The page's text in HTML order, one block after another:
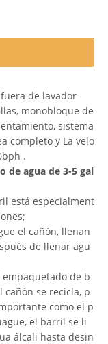
de lavador
monobloque de
sistema
completo y La velo
.
de agua de 3-5 gal
está especialment
el cañón, llenan
de llenar agu
de b
cañón se recicla, p
como el p
el barril se li
álcali hasta desin